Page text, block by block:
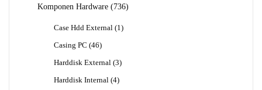
Komponen Hardware
736736
Case Hdd External 1 1
Casing PC 4646
Harddisk External 33
Harddisk Internal 44